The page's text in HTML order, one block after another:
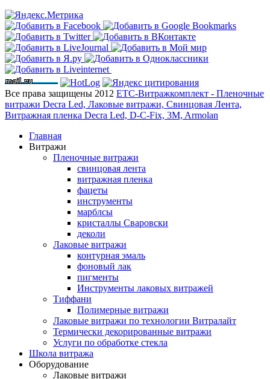
Все права защищены 2012 ЕТС-Витражкомплект - Пленочные
витражи Decra Led, Лаковые витражи, Свинцовая Лента,
Витражная пленка Decra Led, D-C-Fix, 3M, Armolan
Главная
Витражи
Пленочные витражи
свинцовая лента
витражная пленка
фацеты
инструменты
марблсы
кристаллы Сваровски
деколи
Лаковые витражи
контурная эмаль
фоновый лак
пигменты
Инструменты лаковых витражей
Тиффани
Полимерные витражи
Лаковые витражи по технологии Витралайт
Термически декорированные витражи
Услуги по обработке стекла
Школа витража
Оборудование
Лаковые витражи